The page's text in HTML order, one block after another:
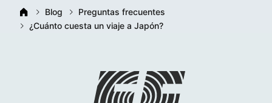
Blog
Preguntas frecuentes
¿Cuánto cuesta un viaje a Japón?